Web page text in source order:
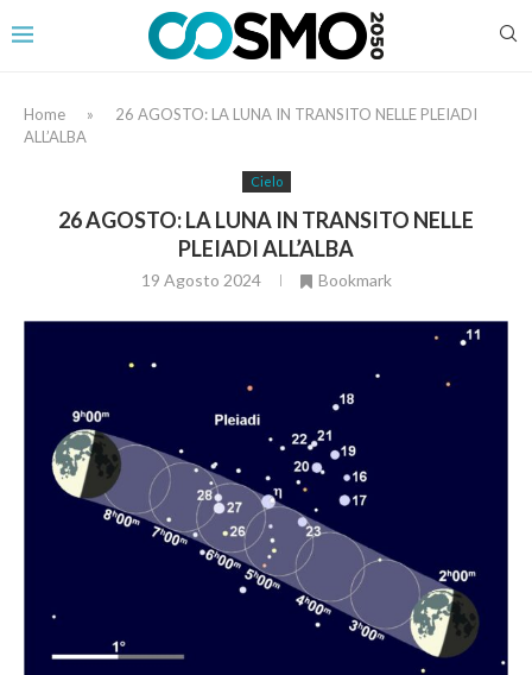
Home »
26 AGOSTO: LA LUNA IN TRANSITO NELLE PLEIADI
ALL’ALBA
Cielo
26 AGOSTO: LA LUNA IN TRANSITO NELLE
PLEIADI ALL’ALBA
19 Agosto 2024 Bookmark